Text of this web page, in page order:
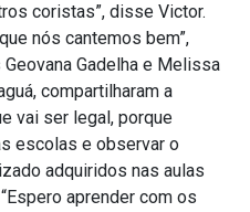
coristas”, disse Victor.
nós cantemos bem”,
Gadelha e Melissa
compartilharam a
vai ser legal, porque
escolas e observar o
adquiridos nas aulas
aprender com os